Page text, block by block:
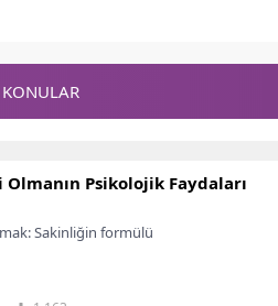
Olmanın Psikolojik Faydaları
Sakinliğin formülü